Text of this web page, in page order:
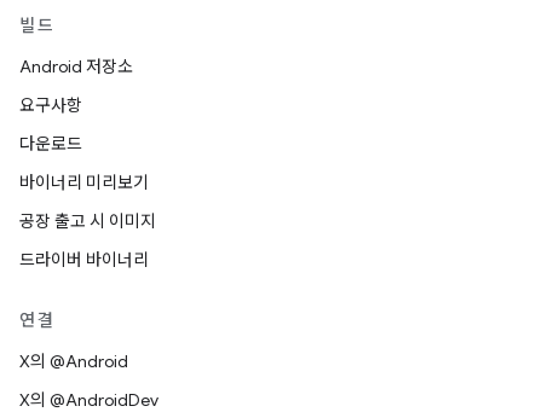
빌드
Android 저장소
요구사항
다운로드
바이너리 미리보기
공장 출고 시 이미지
드라이버 바이너리
연결
X의 @Android
X의 @AndroidDev